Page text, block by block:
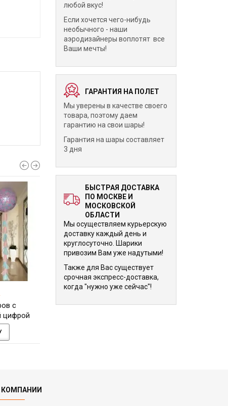
с
цифрой
17 770 р.
Букет на день рождения
Букет из 2 букетов,
любой вкус!
Если хочется чего-нибудь
необычного - наши
аэродизайнеры воплотят все
Ваши мечты!
ГАРАНТИЯ НА ПОЛЕТ
Мы уверены в качестве своего
товара, поэтому даем
гарантию на свои шары!
Гарантия на шары составляет
3 дня
БЫСТРАЯ ДОСТАВКА
ПО МОСКВЕ И
МОСКОВСКОЙ
ОБЛАСТИ
Мы осуществляем курьерскую
доставку каждый день и
круглосуточно. Шарики
привозим Вам уже надутыми!
Также для Вас существует
срочная экспресс-доставка,
когда "нужно уже сейчас"!
КОМПАНИИ